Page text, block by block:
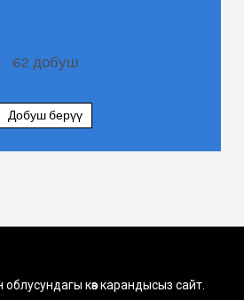
62 добуш
Добуш берүү
көз карандысыз сайт.